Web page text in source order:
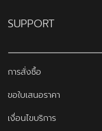
SUPPORT
การสั่งซื้อ
ขอใบเสนอราคา
เงื่อนไขบริการ